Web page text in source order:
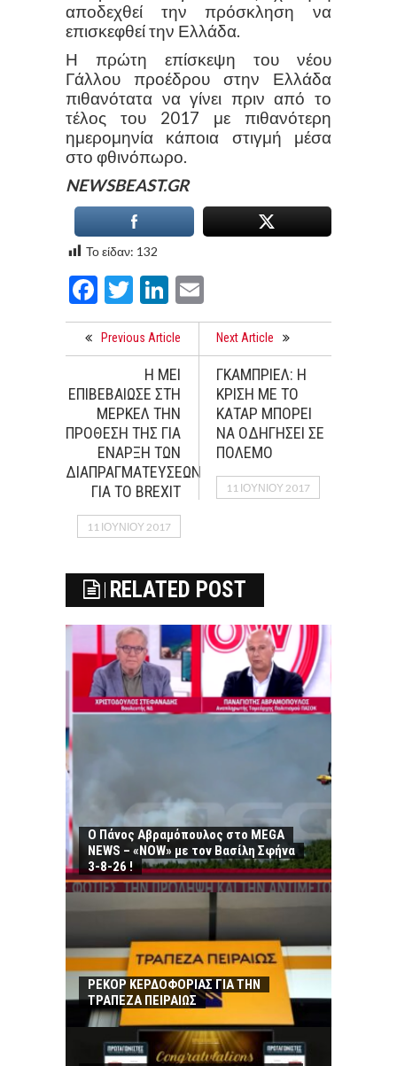
αποδεχθεί την πρόσκληση να
επισκεφθεί την Ελλάδα.
Η πρώτη επίσκεψη του νέου
Γάλλου προέδρου στην Ελλάδα
πιθανότατα να γίνει πριν από το
τέλος του 2017 με πιθανότερη
ημερομηνία κάποια στιγμή μέσα
στο φθινόπωρο.
NEWSBEAST.GR
Το είδαν: 132
Facebook
TwitterLinkedIn
Previous Article
Η ΜΕΙ
ΕΠΙΒΕΒΑΙΩΣΕ ΣΤΗ
ΜΕΡΚΕΛ ΤΗΝ
ΠΡΟΘΕΣΗ ΤΗΣ ΓΙΑ
ΕΝΑΡΞΗ ΤΩΝ
ΔΙΑΠΡΑΓΜΑΤΕΥΣΕΩΝ
ΓΙΑ ΤΟ BREXIT
11 ΙΟΥΝΊΟΥ 2017
Next Article
ΓΚΑΜΠΡΙΕΛ: Η
ΚΡΙΣΗ ΜΕ ΤΟ
ΚΑΤΑΡ ΜΠΟΡΕΙ
ΝΑ ΟΔΗΓΗΣΕΙ ΣΕ
ΠΟΛΕΜΟ
11 ΙΟΥΝΊΟΥ 2017
RELATED POST
Ο Πάνος Αβραμόπουλος στο MEGA
NEWS – «NOW» με τον Βασίλη Σφήνα
3-8-26 !
ΡΕΚΟΡ ΚΕΡΔΟΦΟΡΙΑΣ ΓΙΑ ΤΗΝ
ΤΡΑΠΕΖΑ ΠΕΙΡΑΙΩΣ